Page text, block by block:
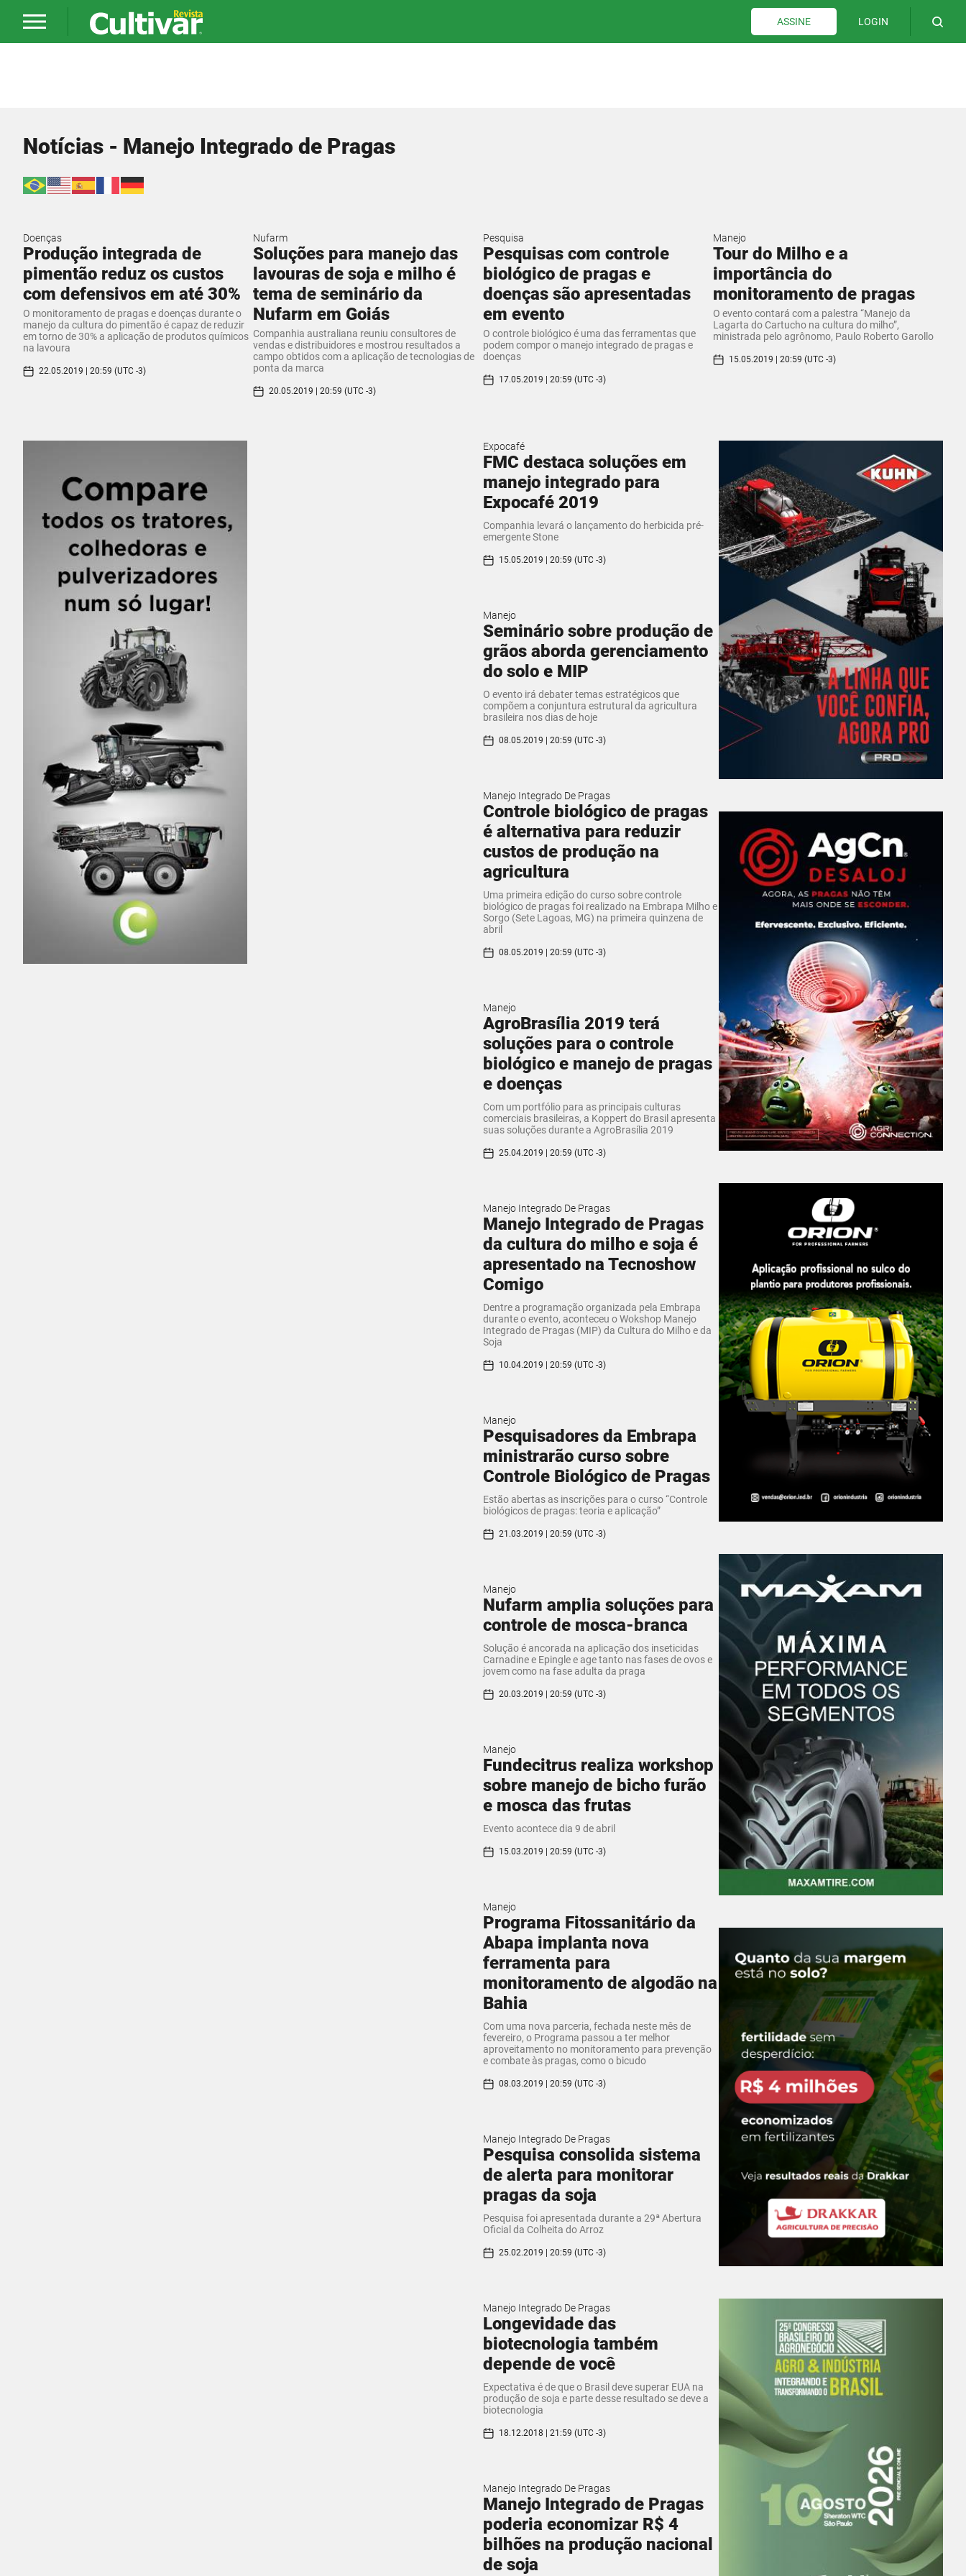
ASSINE LOGIN
Notícias - Manejo Integrado de Pragas
Doenças
Produção integrada de
pimentão reduz os custos
com defensivos em até 30%
O monitoramento de pragas e doenças durante o
manejo da cultura do pimentão é capaz de reduzir
em torno de 30% a aplicação de produtos químicos
na lavoura
22.05.2019 | 20:59 (UTC -3)
Nufarm
Soluções para manejo das
lavouras de soja e milho é
tema de seminário da
Nufarm em Goiás
Companhia australiana reuniu consultores de
vendas e distribuidores e mostrou resultados a
campo obtidos com a aplicação de tecnologias de
ponta da marca
20.05.2019 | 20:59 (UTC -3)
Pesquisa
Pesquisas com controle
biológico de pragas e
doenças são apresentadas
em evento
O controle biológico é uma das ferramentas que
podem compor o manejo integrado de pragas e
doenças
17.05.2019 | 20:59 (UTC -3)
Manejo
Tour do Milho e a
importância do
monitoramento de pragas
O evento contará com a palestra “Manejo da
Lagarta do Cartucho na cultura do milho”,
ministrada pelo agrônomo, Paulo Roberto Garollo
15.05.2019 | 20:59 (UTC -3)
Expocafé
FMC destaca soluções em
manejo integrado para
Expocafé 2019
Companhia levará o lançamento do herbicida pré-
emergente Stone
15.05.2019 | 20:59 (UTC -3)
Manejo
Seminário sobre produção de
grãos aborda gerenciamento
do solo e MIP
O evento irá debater temas estratégicos que
compõem a conjuntura estrutural da agricultura
brasileira nos dias de hoje
08.05.2019 | 20:59 (UTC -3)
Manejo Integrado De Pragas
Controle biológico de pragas
é alternativa para reduzir
custos de produção na
agricultura
​Uma primeira edição do curso sobre controle
biológico de pragas foi realizado na Embrapa Milho e
Sorgo (Sete Lagoas, MG) na primeira quinzena de
abril
08.05.2019 | 20:59 (UTC -3)
Manejo
AgroBrasília 2019 terá
soluções para o controle
biológico e manejo de pragas
e doenças
Com um portfólio para as principais culturas
comerciais brasileiras, a Koppert do Brasil apresenta
suas soluções durante a AgroBrasília 2019
25.04.2019 | 20:59 (UTC -3)
Manejo Integrado De Pragas
Manejo Integrado de Pragas
da cultura do milho e soja é
apresentado na Tecnoshow
Comigo
​Dentre a programação organizada pela Embrapa
durante o evento, aconteceu o Wokshop Manejo
Integrado de Pragas (MIP) da Cultura do Milho e da
Soja
10.04.2019 | 20:59 (UTC -3)
Manejo
Pesquisadores da Embrapa
ministrarão curso sobre
Controle Biológico de Pragas
​Estão abertas as inscrições para o curso “Controle
biológicos de pragas: teoria e aplicação”
21.03.2019 | 20:59 (UTC -3)
Manejo
Nufarm amplia soluções para
controle de mosca-branca
Solução é ancorada na aplicação dos inseticidas
Carnadine e Epingle e age tanto nas fases de ovos e
jovem como na fase adulta da praga
20.03.2019 | 20:59 (UTC -3)
Manejo
Fundecitrus realiza workshop
sobre manejo de bicho furão
e mosca das frutas
Evento acontece dia 9 de abril
15.03.2019 | 20:59 (UTC -3)
Manejo
Programa Fitossanitário da
Abapa implanta nova
ferramenta para
monitoramento de algodão na
Bahia
Com uma nova parceria, fechada neste mês de
fevereiro, o Programa passou a ter melhor
aproveitamento no monitoramento para prevenção
e combate às pragas, como o bicudo
08.03.2019 | 20:59 (UTC -3)
Manejo Integrado De Pragas
Pesquisa consolida sistema
de alerta para monitorar
pragas da soja
Pesquisa foi apresentada durante a 29ª Abertura
Oficial da Colheita do Arroz
25.02.2019 | 20:59 (UTC -3)
Manejo Integrado De Pragas
Longevidade das
biotecnologia também
depende de você
Expectativa é de que o Brasil deve superar EUA na
produção de soja e parte desse resultado se deve a
biotecnologia
18.12.2018 | 21:59 (UTC -3)
Manejo Integrado De Pragas
Manejo Integrado de Pragas
poderia economizar R$ 4
bilhões na produção nacional
de soja